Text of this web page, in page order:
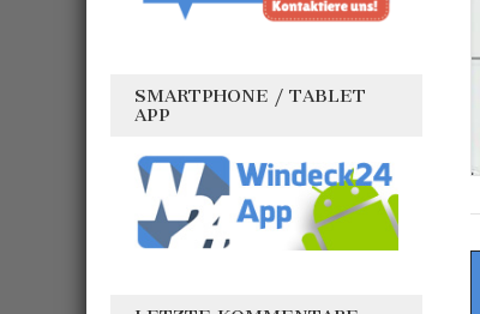
SMARTPHONE / TABLET
APP